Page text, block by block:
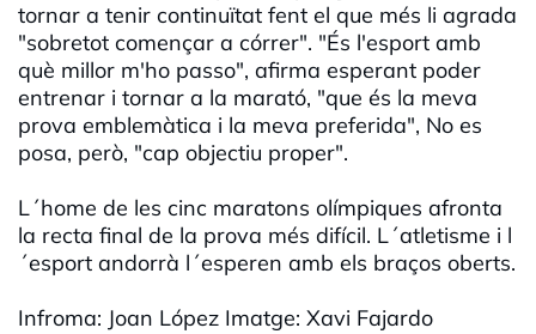
tornar a tenir continuïtat fent el que més li agrada
"sobretot començar a córrer". "És l'esport amb
què millor m'ho passo", afirma esperant poder
entrenar i tornar a la marató, "que és la meva
prova emblemàtica i la meva preferida", No es
posa, però, "cap objectiu proper".
L´home de les cinc maratons olímpiques afronta
la recta final de la prova més difícil. L´atletisme i l
´esport andorrà l´esperen amb els braços oberts.
Infroma: Joan López Imatge: Xavi Fajardo